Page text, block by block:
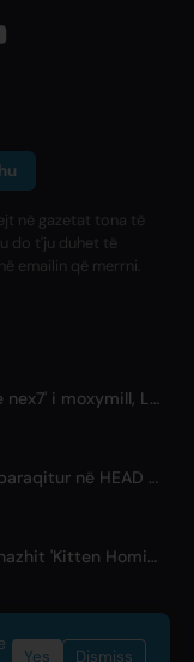
në gazetat tona të
do t'ju duhet të
emailin që merrni.
Dokumentari i Audicionit 'to the nex7' i moxymill, Lëshohet Episodi i Parë
kiOra debaton me 'Coco' MV, e paraqitur në HEAD IN THE CLOUDS LA
Ensemble Stars!! Kënga e Personazhit 'Kitten Homie' nga Ritsu Sakuma Lëshohet Në Mbarë Botën
provided byACRCloud
Yes Dismiss